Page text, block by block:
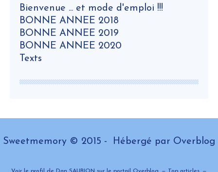
Bienvenue ... et mode d'emploi !!!
BONNE ANNEE 2018
BONNE ANNEE 2019
BONNE ANNEE 2020
Texts
Sweetmemory © 2015 - Hébergé par Overblog